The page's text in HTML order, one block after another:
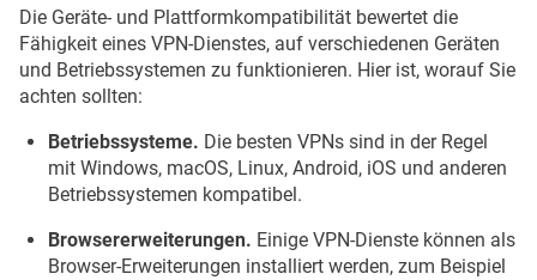
Die Geräte- und Plattformkompatibilität bewertet die
Fähigkeit eines VPN-Dienstes, auf verschiedenen Geräten
und Betriebssystemen zu funktionieren. Hier ist, worauf Sie
achten sollten:
Betriebssysteme. Die besten VPNs sind in der Regel
mit Windows, macOS, Linux, Android, iOS und anderen
Betriebssystemen kompatibel.
Browsererweiterungen. Einige VPN-Dienste können als
Browser-Erweiterungen installiert werden, zum Beispiel